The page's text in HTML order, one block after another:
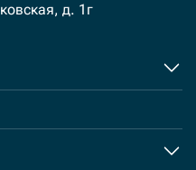
д. 1г